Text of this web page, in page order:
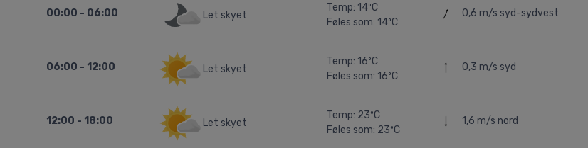
00:00 - 06:00 Let skyet
Temp: 14ºC
Føles som: 14ºC
0,6 m/ssyd-sydvest
06:00 - 12:00 Let skyet
Temp: 16ºC
Føles som: 16ºC
0,3 m/ssyd
12:00 - 18:00 Let skyet
Temp: 23ºC
Føles som: 23ºC
1,6 m/s nord